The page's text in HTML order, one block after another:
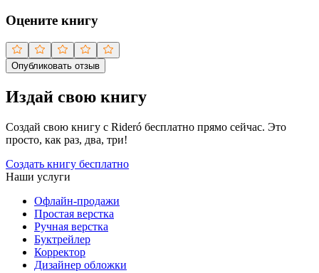
Оцените книгу
Опубликовать отзыв
Издай свою книгу
Создай свою книгу с Rideró бесплатно прямо сейчас. Это
просто, как раз, два, три!
Создать книгу бесплатно
Наши услуги
Офлайн-продажи
Простая верстка
Ручная верстка
Буктрейлер
Корректор
Дизайнер обложки